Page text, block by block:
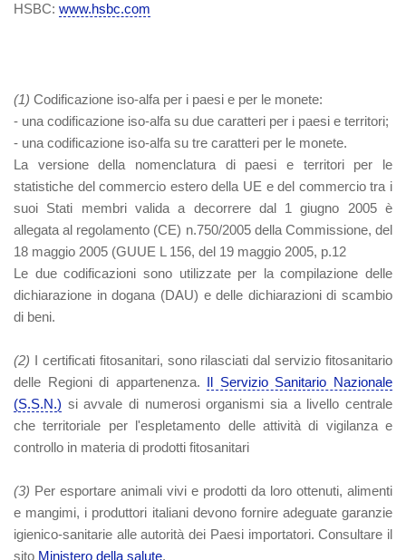
HSBC: www.hsbc.com
(1) Codificazione iso-alfa per i paesi e per le monete:
- una codificazione iso-alfa su due caratteri per i paesi e territori;
- una codificazione iso-alfa su tre caratteri per le monete.
La versione della nomenclatura di paesi e territori per le
statistiche del commercio estero della UE e del commercio tra i
suoi Stati membri valida a decorrere dal 1 giugno 2005 è
allegata al regolamento (CE) n.750/2005 della Commissione, del
18 maggio 2005 (GUUE L 156, del 19 maggio 2005, p.12
Le due codificazioni sono utilizzate per la compilazione delle
dichiarazione in dogana (DAU) e delle dichiarazioni di scambio
di beni.
(2) I certificati fitosanitari, sono rilasciati dal servizio fitosanitario
delle Regioni di appartenenza. Il Servizio Sanitario Nazionale
(S.S.N.) si avvale di numerosi organismi sia a livello centrale
che territoriale per l'espletamento delle attività di vigilanza e
controllo in materia di prodotti fitosanitari
(3) Per esportare animali vivi e prodotti da loro ottenuti, alimenti
e mangimi, i produttori italiani devono fornire adeguate garanzie
igienico-sanitarie alle autorità dei Paesi importatori. Consultare il
sito Ministero della salute.